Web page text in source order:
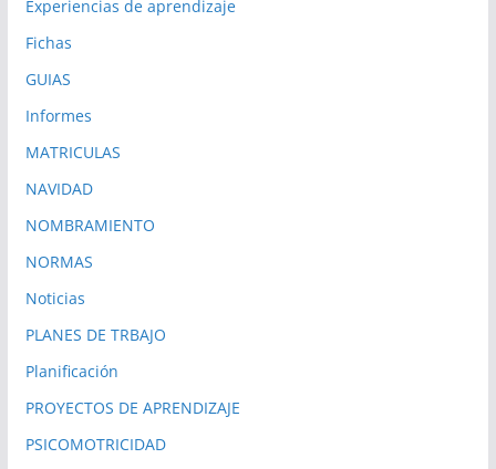
Experiencias de aprendizaje
Fichas
GUIAS
Informes
MATRICULAS
NAVIDAD
NOMBRAMIENTO
NORMAS
Noticias
PLANES DE TRBAJO
Planificación
PROYECTOS DE APRENDIZAJE
PSICOMOTRICIDAD